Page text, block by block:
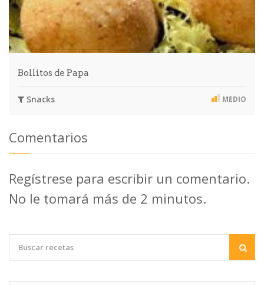
Bollitos de Papa
Snacks MEDIO
Comentarios
Regístrese para escribir un comentario.
No le tomará más de 2 minutos.